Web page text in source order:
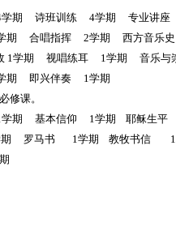
学期 诗班训练 4学期
专业讲座
期 合唱指挥 2学期
西方音乐史
1学期 视唱练耳 1学期
音乐与
期 即兴伴奏 1学期
修课。
学期 基本信仰 1学期
耶稣生平
罗马书 1学期 教牧书信 1